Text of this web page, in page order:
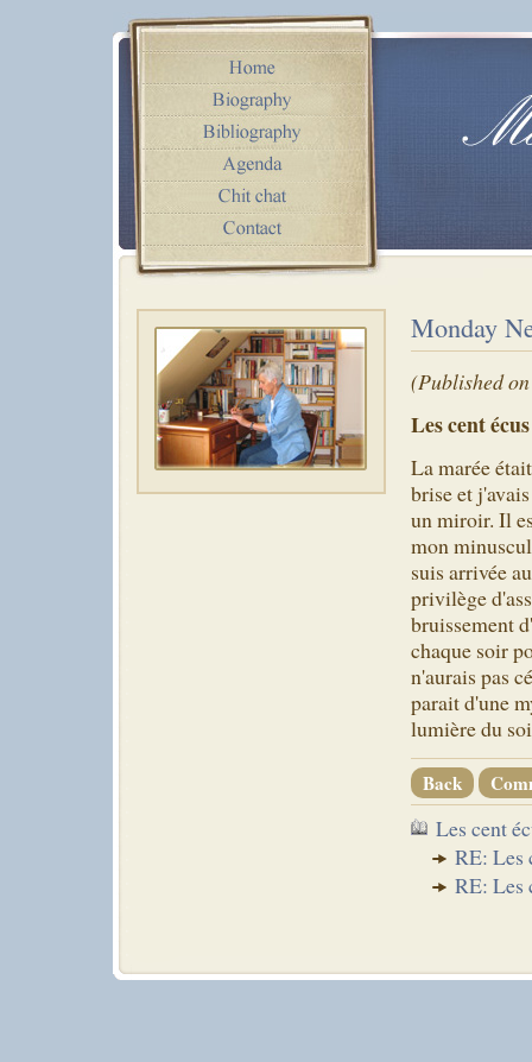
Monday
(Published
Les cent
La marée
brise et
un miroir. Il
mon
suis arrivée
privilège
bruissement
chaque soir
n'aurais pas
parait d'une
lumière du
Back
Les cent
RE: Les
RE: Les